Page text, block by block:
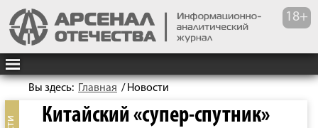
Вы здесь: Главная / Новости
Китайский «супер-спутник»